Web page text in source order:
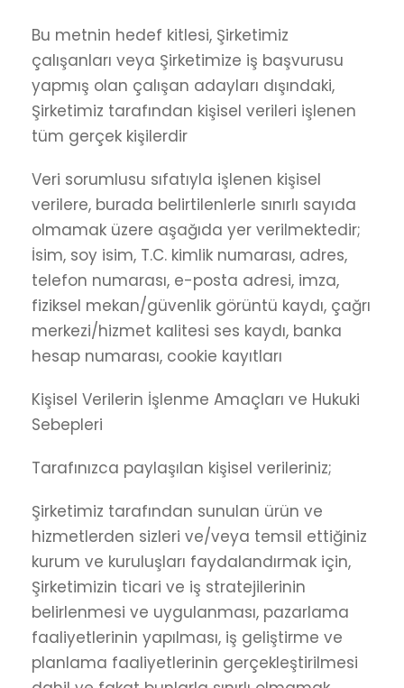
Bu metnin hedef kitlesi, Şirketimiz
çalışanları veya Şirketimize iş başvurusu
yapmış olan çalışan adayları dışındaki,
Şirketimiz tarafından kişisel verileri işlenen
tüm gerçek kişilerdir
Veri sorumlusu sıfatıyla işlenen kişisel
verilere, burada belirtilenlerle sınırlı sayıda
olmamak üzere aşağıda yer verilmektedir;
İsim, soy isim, T.C. kimlik numarası, adres,
telefon numarası, e-posta adresi, imza,
fiziksel mekan/güvenlik görüntü kaydı, çağrı
merkezi/hizmet kalitesi ses kaydı, banka
hesap numarası, cookie kayıtları
Kişisel Verilerin İşlenme Amaçları ve Hukuki
Sebepleri
Tarafınızca paylaşılan kişisel verileriniz;
Şirketimiz tarafından sunulan ürün ve
hizmetlerden sizleri ve/veya temsil ettiğiniz
kurum ve kuruluşları faydalandırmak için,
Şirketimizin ticari ve iş stratejilerinin
belirlenmesi ve uygulanması, pazarlama
faaliyetlerinin yapılması, iş geliştirme ve
planlama faaliyetlerinin gerçekleştirilmesi